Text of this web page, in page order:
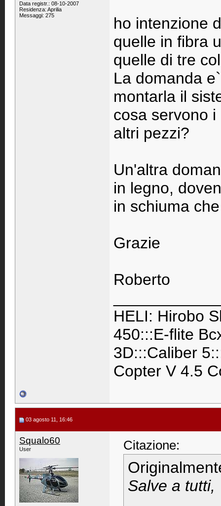
Data registr.: 08-10-2007
Residenza: Aprilia
Messaggi: 275
ho intenzione
quelle in fibra
quelle di tre
La domanda
montarla il
cosa servono
altri pezzi?
Un'altra
in legno,
in schiuma
Grazie
Roberto
HELI: Hirobo
450:::E-flite
3D:::Caliber
Copter V 4.5
03 agosto 11, 16:46
Squalo60
User Citazione:
Salve a tutti,